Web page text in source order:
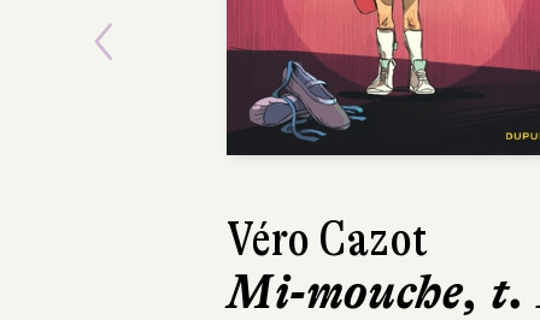
Michel Durand
Les
Previous